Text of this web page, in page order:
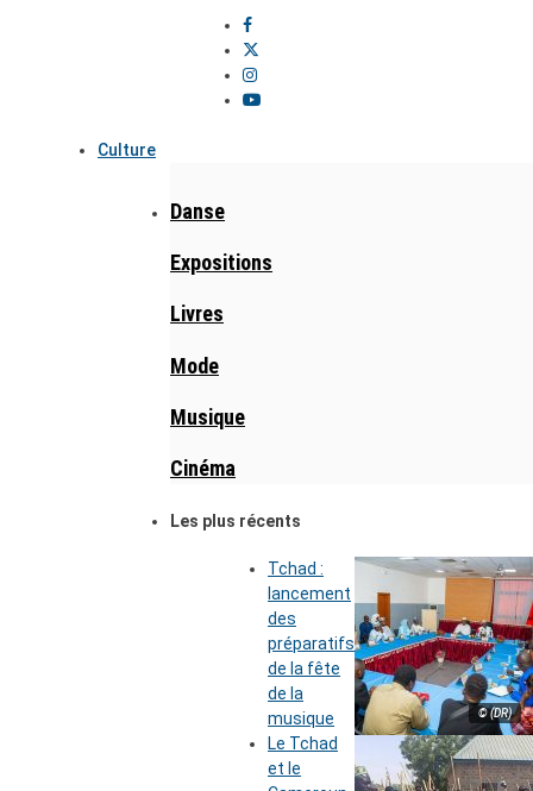
Culture
Danse
Expositions
Livres
Mode
Musique
Cinéma
Les plus récents
© (DR)
Tchad :
lancement
des
préparatifs
de la fête
de la
musique
Le Tchad
et le